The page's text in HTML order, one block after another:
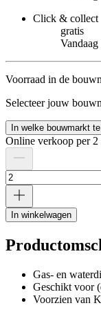
Click & collect
gratis
Voorraad in de
Selecteer jouw
In welke bouwmarkt
Online verkoop per 2
In winkelwagen
Gas- en
Geschikt voor
Voorzien van